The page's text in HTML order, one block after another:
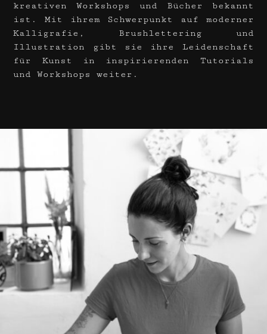
kreativen Workshops und Bücher bekannt
ist. Mit ihrem Schwerpunkt auf moderner
Kalligrafie, Brushlettering und
Illustration gibt sie ihre Leidenschaft
für Kunst in inspirierenden Tutorials
und Workshops weiter.